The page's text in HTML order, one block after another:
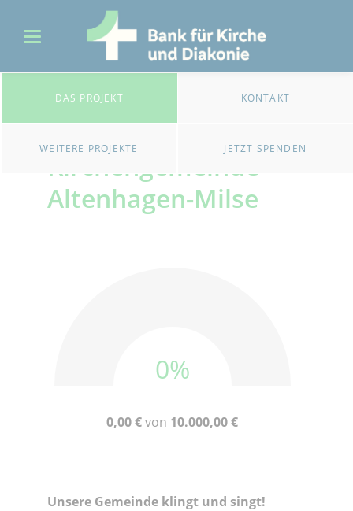
DAS PROJEKT KONTAKT
WEITERE PROJEKTE JETZT SPENDEN
Ev. Luth.
Kirchengemeinde
Altenhagen-Milse
0%
0,00 €von 10.000,00 €
Unsere Gemeinde klingt und singt!